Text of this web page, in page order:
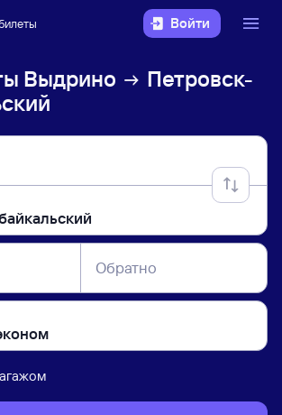
Войти
Выдрино
Петровск-
Обратно